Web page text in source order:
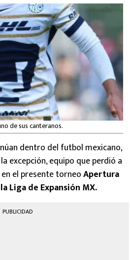
de sus canteranos.
dentro del futbol mexicano,
excepción, equipo que perdió a
el presente torneoApertura
Liga de Expansión MX.
PUBLICIDAD